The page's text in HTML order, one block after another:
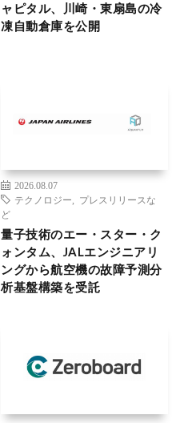
ャピタル、川崎・東扇島の冷
凍自動倉庫を公開
2026.08.07
テクノロジー
プレスリリースな
ど
量子技術のエー・スター・ク
ォンタム、JALエンジニアリ
ングから航空機の故障予測分
析基盤構築を受託